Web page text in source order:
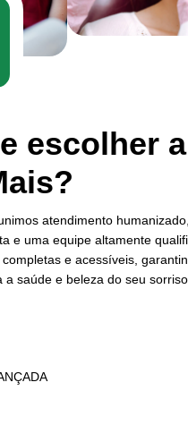
escolher a
atendimento humanizado,
e uma equipe altamente
e acessíveis,
a saúde e beleza do seu sorriso.